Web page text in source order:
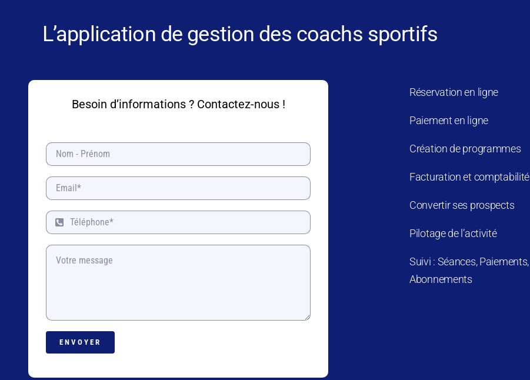
L’application de gestion des coachs sportifs
Besoin d’informations ? Contactez-nous !
ENVOYER
Réservation en ligne
Paiement en ligne
Création de programmes
Facturation et comptabilité
Convertir ses prospects
Pilotage de l’activité
Suivi : Séances, Paiements,
Abonnements